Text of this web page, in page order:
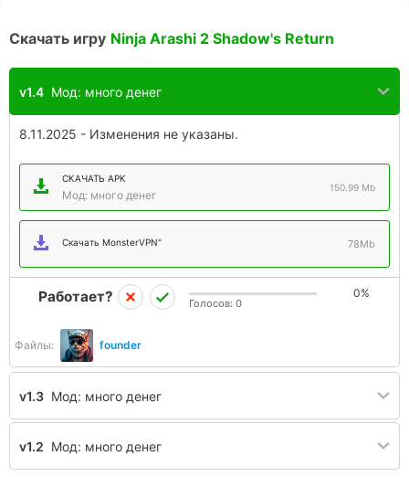
Скачать игру Ninja Arashi 2 Shadow's Return
v1.4 Мод: много денег
8.11.2025 - Изменения не указаны.
СКАЧАТЬ APK
Мод: много денег
150.99 Mb
Скачать MonsterVPN" 78Mb
Файлы: founder
Работает? 0%
Голосов: 0
v1.3 Мод: много денег
v1.2 Мод: много денег